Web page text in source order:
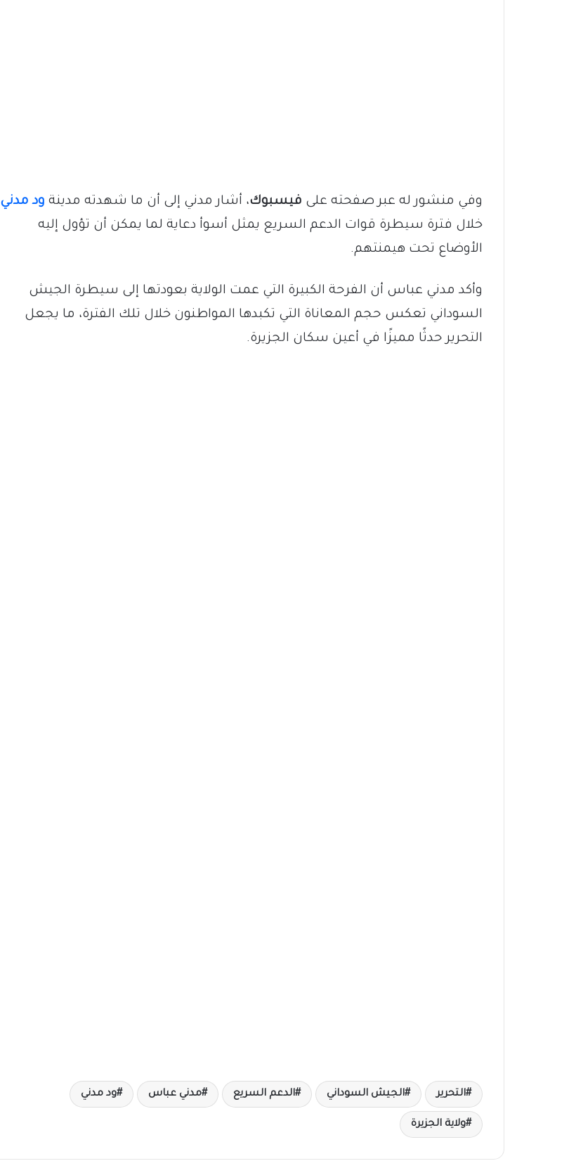
وفي منشور له عبر صفحته على فيسبوك، أشار مدني إلى أن ما شهدته مدينة ود مدني
خلال فترة سيطرة قوات الدعم السريع يمثل أسوأ دعاية لما يمكن أن تؤول إليه
الأوضاع تحت هيمنتهم.
وأكد مدني عباس أن الفرحة الكبيرة التي عمت الولاية بعودتها إلى سيطرة الجيش
السوداني تعكس حجم المعاناة التي تكبدها المواطنون خلال تلك الفترة، ما يجعل
التحرير حدثًا مميزًا في أعين سكان الجزيرة.
التحرير الجيش السوداني الدعم السريع مدني عباس ود مدني
ولاية الجزيرة